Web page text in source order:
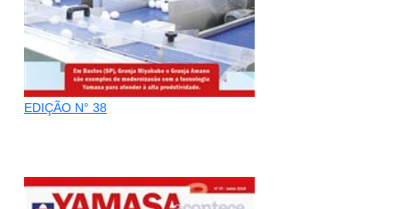
EDIÇÃO N° 38